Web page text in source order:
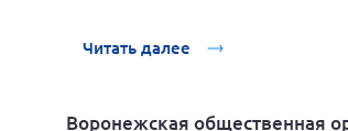
Читать далее
Воронежская общественная